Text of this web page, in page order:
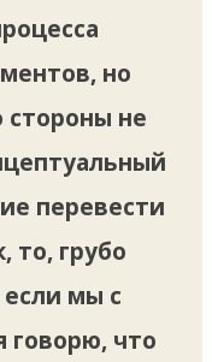
но
стороны не
перевести
то, грубо
если мы с
говорю, что